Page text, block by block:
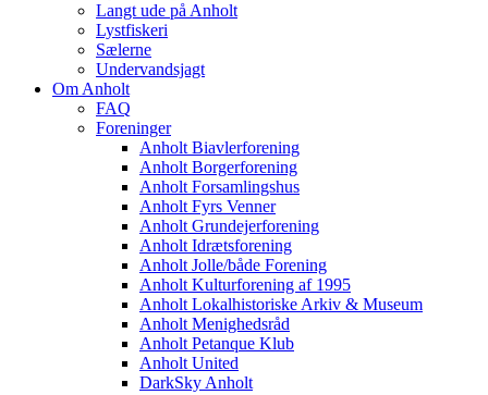
Langt ude på Anholt
Lystfiskeri
Sælerne
Undervandsjagt
Om Anholt
FAQ
Foreninger
Anholt Biavlerforening
Anholt Borgerforening
Anholt Forsamlingshus
Anholt Fyrs Venner
Anholt Grundejerforening
Anholt Idrætsforening
Anholt Jolle/både Forening
Anholt Kulturforening af 1995
Anholt Lokalhistoriske Arkiv & Museum
Anholt Menighedsråd
Anholt Petanque Klub
Anholt United
DarkSky Anholt